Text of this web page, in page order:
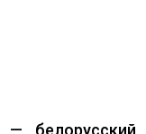
белорусский